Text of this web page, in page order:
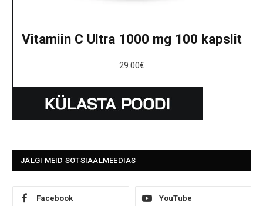
Vitamiin C Ultra 1000 mg 100 kapslit
29.00€
JÄLGI MEID SOTSIAALMEEDIAS
Facebook YouTube